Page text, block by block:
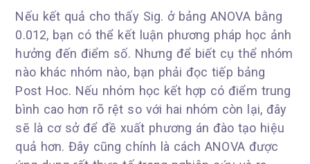
Nếu kết quả cho thấy Sig. ở bảng ANOVA bằng
0.012, bạn có thể kết luận phương pháp học ảnh
hưởng đến điểm số. Nhưng để biết cụ thể nhóm
nào khác nhóm nào, bạn phải đọc tiếp bảng
Post Hoc. Nếu nhóm học kết hợp có điểm trung
bình cao hơn rõ rệt so với hai nhóm còn lại, đây
sẽ là cơ sở để đề xuất phương án đào tạo hiệu
quả hơn. Đây cũng chính là cách ANOVA được